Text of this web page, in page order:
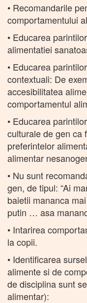
• Recomandarile
comportamentului
• Educarea
alimentatiei
• Educarea
contextuali: De
accesibilitatea
comportamentul
• Educarea
culturale de gen ca
preferintelor
alimentar
• Nu sunt
gen, de tipul: “Ai
baietii mananca
putin … asa
• Intarirea
la copii.
• Identificarea
alimente si de
de disciplina sunt
alimentar):